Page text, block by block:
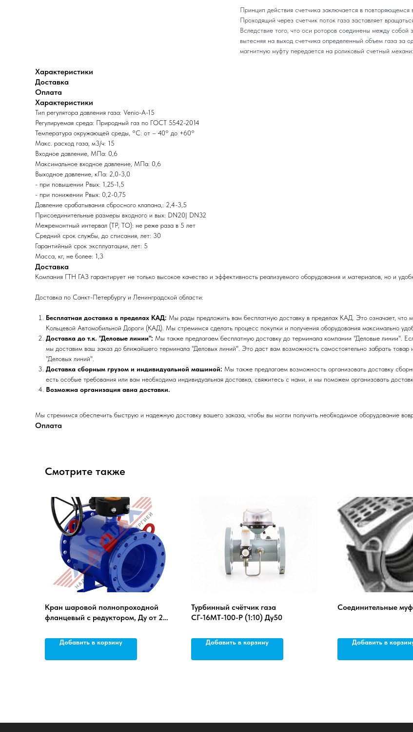
Принцип действия счетчика заключается в
Проходящий через счетчик поток газа заставляет
Вследствие того, что оси роторов соединены между
вытесняя на выход счетчика определенный объем газа за
магнитную муфту передается на роликовый счетный
Характеристики
Доставка
Оплата
Характеристики
Тип регулятора давления газа: Venio-A-15
Регулируемая среда: Природный газ по ГОСТ 5542-2014
Температура окружающей среды, °C: от – 40° до +60°
Макс. расход газа, м3/ч: 15
Входное давление, МПа: 0,6
Максимальное входное давление, МПа: 0,6
Выходное давление, кПа: 2,0-3,0
- при повышении Рвых: 1,25-1,5
- при понижении Рвых: 0,2-0,75
Давление срабатывания сбросного клапана,: 2,4-3,5
Присоединительные размеры входного и вых: DN20| DN32
Межремонтный интервал (ТР, ТО): не реже раза в 5 лет
Средний срок службы, до списания, лет: 30
Гарантийный срок эксплуатации, лет: 5
Масса, кг, не более: 1,3
Доставка
Компания ГТН ГАЗ гарантирует не только высокое качество и эффективность реализуемого оборудования и материалов, но и
Доставка по Санкт-Петербургу и Ленинградской области:
Бесплатная доставка в пределах КАД: Мы рады предложить вам бесплатную доставку в пределах КАД. Это означает, что
Кольцевой Автомобильной Дороги (КАД). Мы стремимся сделать процесс покупки и получения оборудования максимально
Доставка до т.к. "Деловые линии": Мы также предлагаем бесплатную доставку до терминала компании "Деловые линии".
мы доставим ваш заказ до ближайшего терминала "Деловых линий". Это даст вам возможность самостоятельно забрать
"Деловых линий".
Доставка сборным грузом и индивидуальной машиной: Мы также предлагаем возможность организовать доставку
есть особые требования или вам необходима индивидуальная доставка, свяжитесь с нами, и мы поможем организовать
Возможна организация авиа доставки.
Мы стремимся обеспечить быструю и надежную доставку вашего заказа, чтобы вы могли получить необходимое оборудование
Оплата
Смотрите также
Кран шаровой полнопроходной
фланцевый с редуктором, Ду от 250
Добавить в корзину
Турбинный счётчик газа
СГ-16МТ-100-Р (1:10) Ду50
Добавить в корзину
Соединительные
Добавить в